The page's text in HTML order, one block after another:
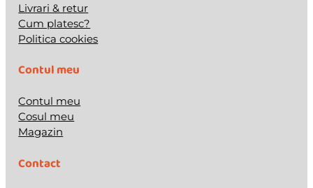
Livrari & retur
Cum platesc?
Politica cookies
Contul meu
Contul meu
Cosul meu
Magazin
Contact